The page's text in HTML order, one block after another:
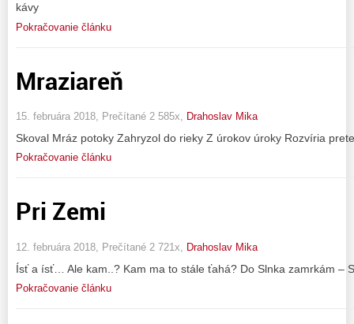
kávy
Pokračovanie článku
Mraziareň
15. februára 2018, Prečítané 2 585x, Drahoslav Mika
Skoval Mráz potoky Zahryzol do rieky Z úrokov úroky Rozvíria
Pokračovanie článku
Pri Zemi
12. februára 2018, Prečítané 2 721x, Drahoslav Mika
Ísť a ísť… Ale kam..? Kam ma to stále ťahá? Do Slnka zamrkám –
Pokračovanie článku